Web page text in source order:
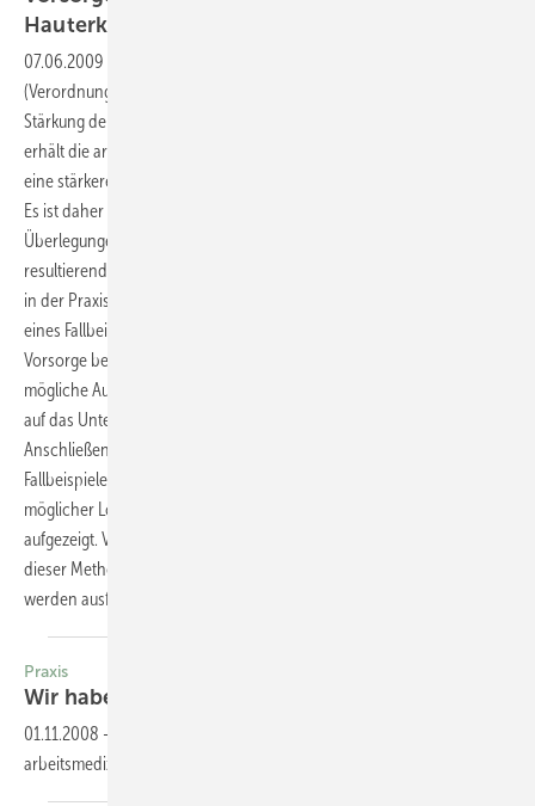
Hauterkrankungen?
07.06.2009
(Verordnung zur Rechtsvereinfachung und
Stärkung der arbeitsmedizinischen Vorsorge)
erhält die arbeitsmedizinische Vorsorgeuntersuchung
eine stärkere Rechtsverbindlichkeit.
Es ist daher dringend erforderlich, logistische
Überlegungen anzustellen, wie der daraus
resultierende erhöhte Untersuchungsaufwand
in der Praxis zu bewältigen ist. Anhand
eines Fallbeispiels der arbeitsmedizinischen
Vorsorge bei Feuchtarbeit werden zunächst
mögliche Auswirkungen dieser Entwicklung
auf das Untersuchungsaufkommen dargestellt.
Anschließend werden in zwei weiteren
Fallbeispielen der Einsatz der Telemedizin als
möglicher Lösungsansatz für diese Problematik
aufgezeigt. Vor- und Nachteile der Anwendung
dieser Methode in der praktischen Arbeitsmedizin
werden ausführlich
Praxis
Wir haben ihn so geliebt — den G
01.11.2008 -
arbeitsmedizinischen